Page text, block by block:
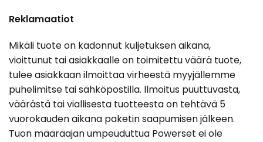
Reklamaatiot
Mikäli tuote on kadonnut kuljetuksen aikana,
vioittunut tai asiakkaalle on toimitettu väärä tuote,
tulee asiakkaan ilmoittaa virheestä myyjällemme
puhelimitse tai sähköpostilla. Ilmoitus puuttuvasta,
väärästä tai viallisesta tuotteesta on tehtävä 5
vuorokauden aikana paketin saapumisen jälkeen.
Tuon määräajan umpeuduttua Powerset ei ole